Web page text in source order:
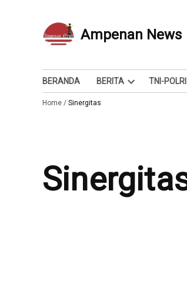
Ampenan News
Berita dan Info
BERANDA BERITA
Open
TNI-POLRI
Home / Sinergitas